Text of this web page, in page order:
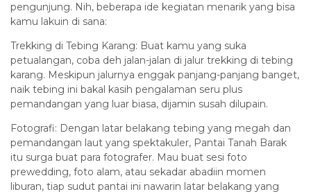
pengunjung. Nih, beberapa ide kegiatan menarik yang bisa
kamu lakuin di sana:
Trekking di Tebing Karang: Buat kamu yang suka
petualangan, coba deh jalan-jalan di jalur trekking di tebing
karang. Meskipun jalurnya enggak panjang-panjang banget,
naik tebing ini bakal kasih pengalaman seru plus
pemandangan yang luar biasa, dijamin susah dilupain.
Fotografi: Dengan latar belakang tebing yang megah dan
pemandangan laut yang spektakuler, Pantai Tanah Barak
itu surga buat para fotografer. Mau buat sesi foto
prewedding, foto alam, atau sekadar abadiin momen
liburan, tiap sudut pantai ini nawarin latar belakang yang